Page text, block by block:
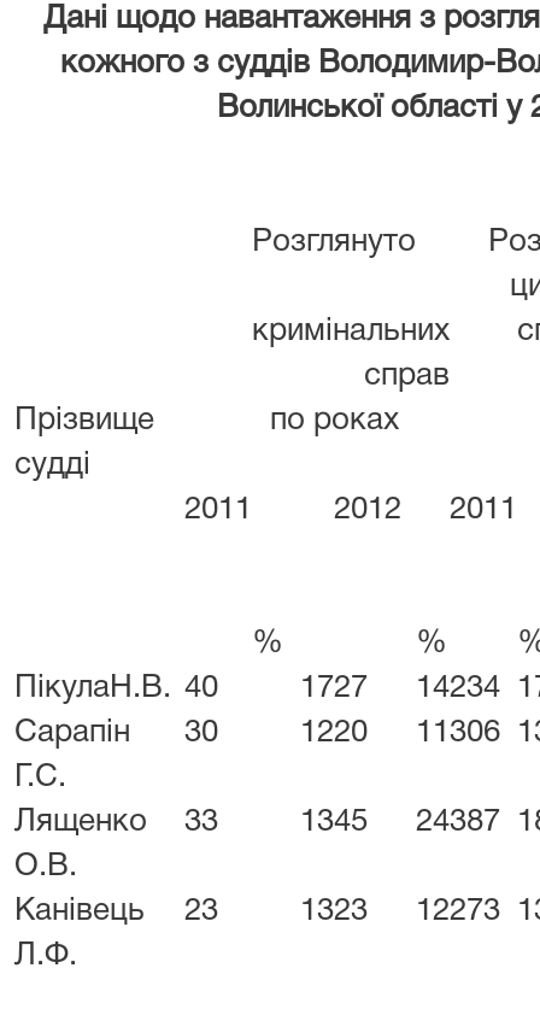
Дані щодо навантаження з
кожного з суддів Володимир-
Волинської області
Розглянуто
кримінальних
справ
Прізвище
судді
по роках
2011
%
2012
%
2011
ПікулаН.В. 40 1727 14234
Сарапін
Г.С.
30 1220 11 306
Лященко
О.В.
33 1345 24387
Канівець
Л.Ф.
23 1323 12273